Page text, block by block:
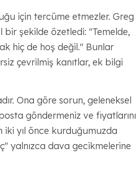
için tercüme etmezler. Greg
bir şekilde özetledi: "Temelde,
hiç de hoş değil." Bunlar
çevrilmiş kanıtlar, ek bilgi
Ona göre sorun, geleneksel
göndermeniz ve fiyatlarını
yıl önce kurduğumuzda
yalnızca dava gecikmelerine